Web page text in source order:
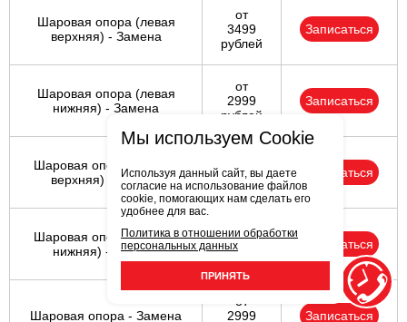
Шаровая опора (левая
верхняя) - Замена
от
3499
рублей
Записаться
Шаровая опора (левая
нижняя) - Замена
от
2999
рублей
Записаться
Шаровая опора (правая
верхняя) - Замена
3499
рублей
Записаться
Шаровая опора (правая
нижняя) - Замена
от
2999
рублей
Записаться
Шаровая опора - Замена
от
2999
Записаться
Мы используем Cookie
Используя данный сайт, вы даете
согласие на использование файлов
cookie, помогающих нам сделать его
удобнее для вас.
Политика в отношении обработки
персональных данных
ПРИНЯТЬ